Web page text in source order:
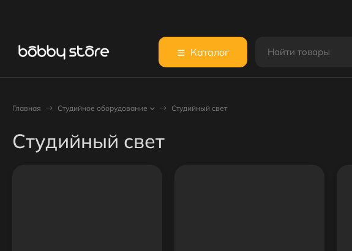
Каталог
Главная Студийное оборудование Студийный свет
Студийный свет